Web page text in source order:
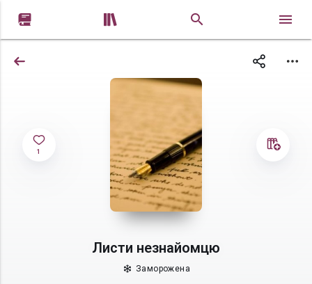
 
1
Листи незнайомцю
Заморожена